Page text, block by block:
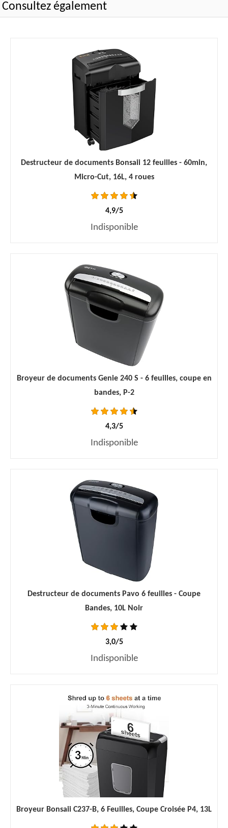
Consultez également
Destructeur de documents Bonsaii 12 feuilles - 60min,
Micro-Cut, 16L, 4 roues
4,9/5
Indisponible
Broyeur de documents Genie 240 S - 6 feuilles, coupe en
bandes, P-2
4,3/5
Indisponible
Destructeur de documents Pavo 6 feuilles - Coupe
Bandes, 10L Noir
3,0/5
Indisponible
Broyeur Bonsaii C237-B, 6 Feuilles, Coupe Croisée P4, 13L